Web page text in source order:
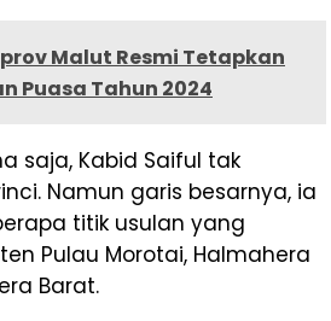
Malut Resmi Tetapkan
Puasa Tahun 2024
saja, Kabid Saiful tak
Namun garis besarnya, ia
titik usulan yang
Pulau Morotai, Halmahera
Barat.